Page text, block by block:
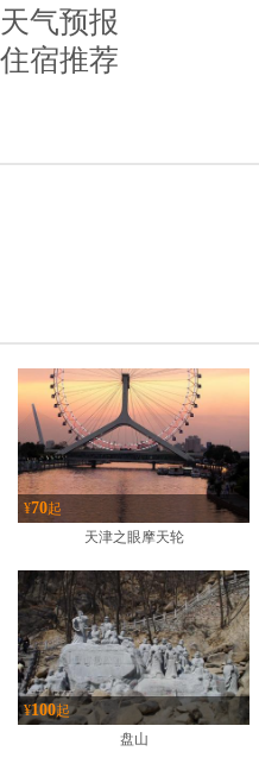
气预报
宿推荐
¥70起
天津之眼摩天轮
¥100起
盘山